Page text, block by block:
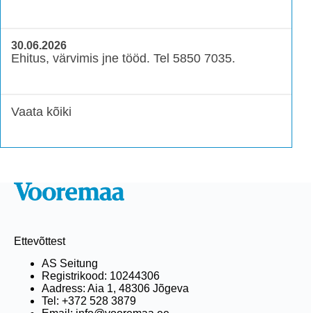
30.06.2026
Ehitus, värvimis jne tööd. Tel 5850 7035.
Vaata kõiki
Ettevõttest
AS Seitung
Registrikood: 10244306
Aadress: Aia 1, 48306 Jõgeva
Tel: +372 528 3879